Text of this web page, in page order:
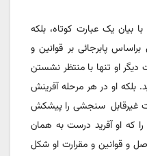
بیان یک عبارت کوتاه، بلکه
پابرجائی بر قوانین و
دیگر او تنها با منتظر نشستن
بلکه او در هر مرحله آفرینش
غیرقابل سنجشی را پیشکش
که او آفرید درست به همان
و قوانین و مقرارت او شکل